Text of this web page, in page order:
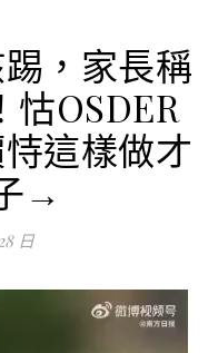
，家長稱
怙OSDER
這樣做才
→
日